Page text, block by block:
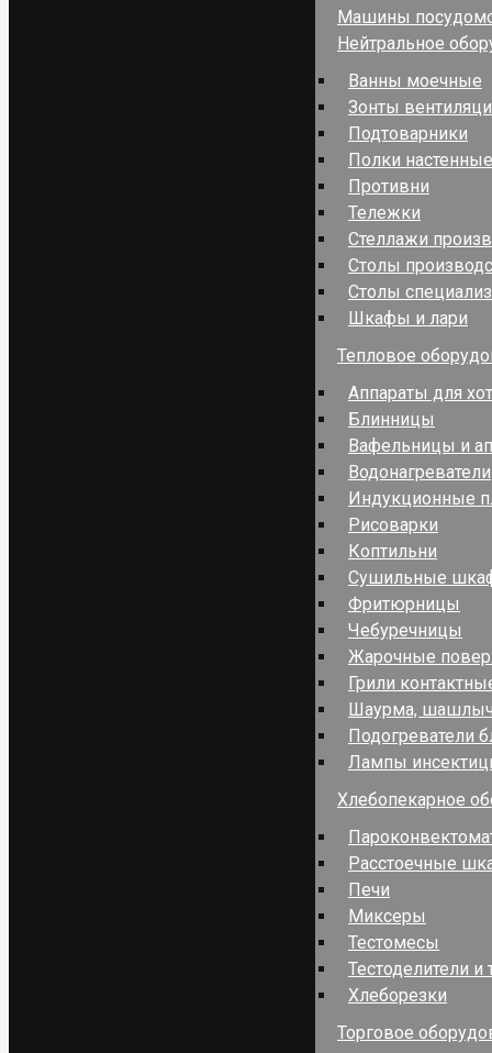
Машины
Нейтральное
Ванны моечные
Зонты
Подтоварники
Полки
Противни
Тележки
Стеллажи
Столы
Столы
Шкафы и лари
Тепловое
Аппараты для
Блинницы
Вафельницы и
Водонагреватели
Индукционные
Рисоварки
Коптильни
Сушильные
Фритюрницы
Чебуречницы
Жарочные
Грили
Шаурма,
Подогреватели
Лампы
Хлебопекарное
Расстоечные
Печи
Миксеры
Тестомесы
Тестоделители и
Хлеборезки
Торговое